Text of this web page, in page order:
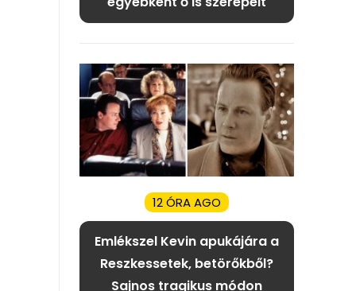
12 ÓRA AGO
Emlékszel Kevin apukájára a
Reszkessetek, betörőkből?
Sajnos tragikus módon